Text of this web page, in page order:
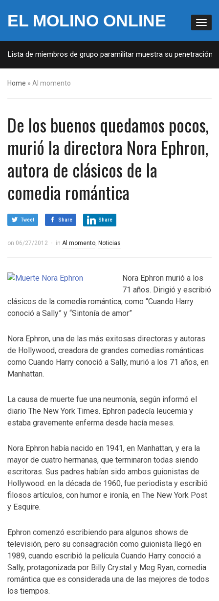
EL MOLINO ONLINE
de miembros de grupo paramilitar muestra su penetración en
Home » Al momento
De los buenos quedamos pocos,
murió la directora Nora Ephron,
autora de clásicos de la
comedia romántica
Tweet Share Share
on 06/27/2012 in Al momento, Noticias
Nora Ephron murió a los
71 años. Dirigió y escribió
clásicos de la comedia romántica, como “Cuando Harry
conoció a Sally” y “Sintonía de amor”
Nora Ephron, una de las más exitosas directoras y autoras
de Hollywood, creadora de grandes comedias románticas
como Cuando Harry conoció a Sally, murió a los 71 años, en
Manhattan.
La causa de muerte fue una neumonía, según informó el
diario The New York Times. Ephron padecía leucemia y
estaba gravemente enferma desde hacía meses.
Nora Ephron había nacido en 1941, en Manhattan, y era la
mayor de cuatro hermanas, que terminaron todas siendo
escritoras. Sus padres habían sido ambos guionistas de
Hollywood. en la década de 1960, fue periodista y escribió
filosos artículos, con humor e ironía, en The New York Post
y Esquire.
Ephron comenzó escribiendo para algunos shows de
televisión, pero su consagración como guionista llegó en
1989, cuando escribió la película Cuando Harry conoció a
Sally, protagonizada por Billy Crystal y Meg Ryan, comedia
romántica que es considerada una de las mejores de todos
los tiempos.